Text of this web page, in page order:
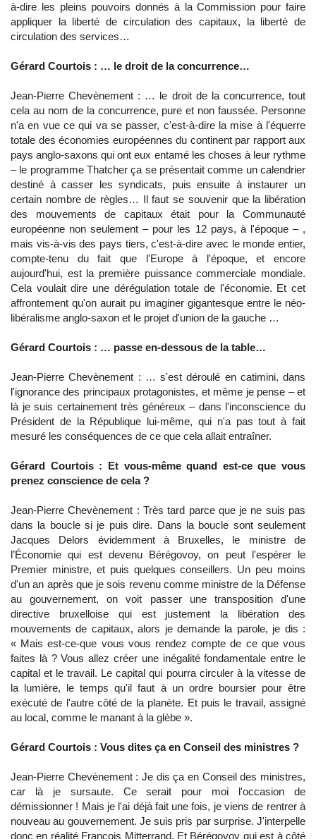
à-dire les pleins pouvoirs donnés à la Commission pour faire
appliquer la liberté de circulation des capitaux, la liberté de
circulation des services…
Gérard Courtois : … le droit de la concurrence…
Jean-Pierre Chevènement : … le droit de la concurrence, tout
cela au nom de la concurrence, pure et non faussée. Personne
n'a en vue ce qui va se passer, c'est-à-dire la mise à l'équerre
totale des économies européennes du continent par rapport aux
pays anglo-saxons qui ont eux entamé les choses à leur rythme
– le programme Thatcher ça se présentait comme un calendrier
destiné à casser les syndicats, puis ensuite à instaurer un
certain nombre de règles… Il faut se souvenir que la libération
des mouvements de capitaux était pour la Communauté
européenne non seulement – pour les 12 pays, à l'époque – ,
mais vis-à-vis des pays tiers, c'est-à-dire avec le monde entier,
compte-tenu du fait que l'Europe à l'époque, et encore
aujourd'hui, est la première puissance commerciale mondiale.
Cela voulait dire une dérégulation totale de l'économie. Et cet
affrontement qu'on aurait pu imaginer gigantesque entre le néo-
libéralisme anglo-saxon et le projet d'union de la gauche …
Gérard Courtois : … passe en-dessous de la table…
Jean-Pierre Chevènement : … s'est déroulé en catimini, dans
l'ignorance des principaux protagonistes, et même je pense – et
là je suis certainement très généreux – dans l'inconscience du
Président de la République lui-même, qui n'a pas tout à fait
mesuré les conséquences de ce que cela allait entraîner.
Gérard Courtois : Et vous-même quand est-ce que vous
prenez conscience de cela ?
Jean-Pierre Chevènement : Très tard parce que je ne suis pas
dans la boucle si je puis dire. Dans la boucle sont seulement
Jacques Delors évidemment à Bruxelles, le ministre de
l’Économie qui est devenu Bérégovoy, on peut l'espérer le
Premier ministre, et puis quelques conseillers. Un peu moins
d'un an après que je sois revenu comme ministre de la Défense
au gouvernement, on voit passer une transposition d'une
directive bruxelloise qui est justement la libération des
mouvements de capitaux, alors je demande la parole, je dis :
« Mais est-ce-que vous vous rendez compte de ce que vous
faites là ? Vous allez créer une inégalité fondamentale entre le
capital et le travail. Le capital qui pourra circuler à la vitesse de
la lumière, le temps qu'il faut à un ordre boursier pour être
exécuté de l'autre côté de la planète. Et puis le travail, assigné
au local, comme le manant à la glèbe ».
Gérard Courtois : Vous dites ça en Conseil des ministres ?
Jean-Pierre Chevènement : Je dis ça en Conseil des ministres,
car là je sursaute. Ce serait pour moi l'occasion de
démissionner ! Mais je l'ai déjà fait une fois, je viens de rentrer à
nouveau au gouvernement. Je suis pris par surprise. J'interpelle
donc en réalité François Mitterrand. Et Bérégovoy qui est à côté